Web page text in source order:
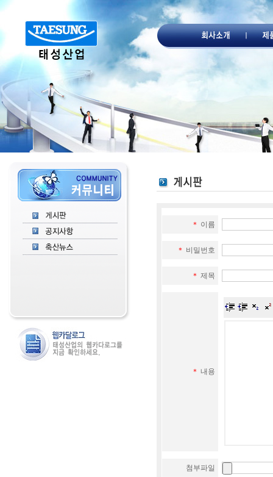
＊ 이름
＊ 비밀번호
＊ 제목
＊ 내용
첨부파일